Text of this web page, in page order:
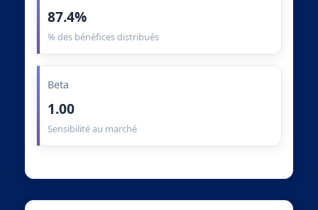
87.4%
% des bénéfices distribués
Beta
1.00
Sensibilité au marché